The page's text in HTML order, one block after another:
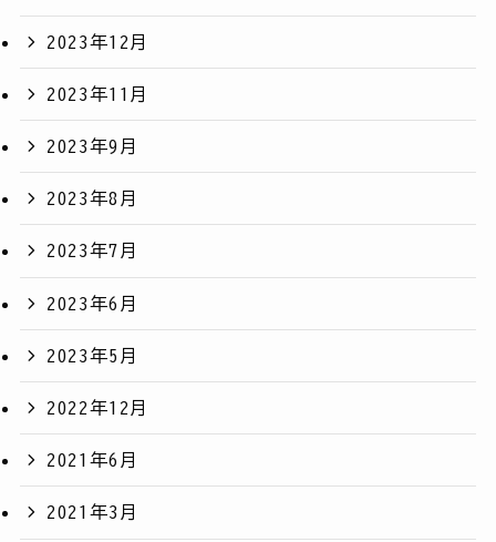
2023年12月
2023年11月
2023年9月
2023年8月
2023年7月
2023年6月
2023年5月
2022年12月
2021年6月
2021年3月